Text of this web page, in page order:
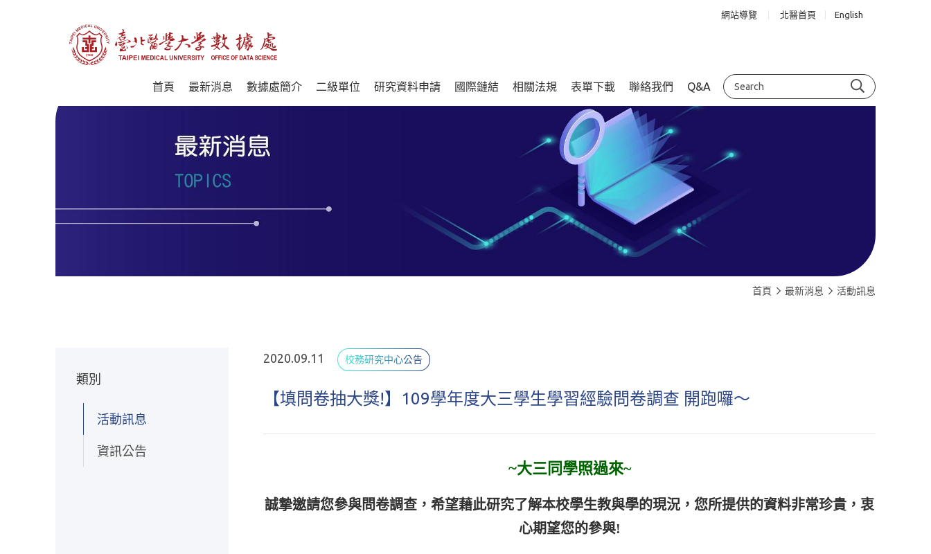
網站導覽 北醫首頁 English
首頁 最新消息 數據處簡介 二級單位 研究資料申請 國際鏈結 相關法規 表單下載 聯絡我們 Q&A
首頁 最新消息 活動訊息
類別
活動訊息
資訊公告
2020.09.11 校務研究中心公告
【填問卷抽大獎!】109學年度大三學生學習經驗問卷調查 開跑囉～
~大三同學照過來~
誠摯邀請您參與問卷調查，希望藉此研究了解本校學生教與學的現況，您所提供的資料非常珍貴，衷
心期望您的參與!